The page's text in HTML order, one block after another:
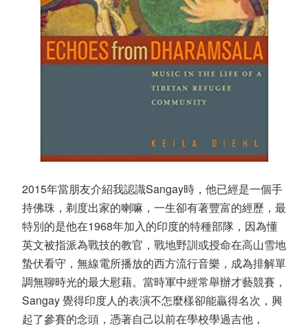
2015年當朋友介紹我認識Sangay時，他已經是一個手
持佛珠，剃度出家的喇嘛，一生卻有著豐富的經歷，最
特別的是他在1968年加入的印度的特種部隊，因為懂
英文被指派為戰技的教官，戰地野訓或授命在高山雪地
蟄伏看守，無線電所播放的西方流行音樂，成為排解單
調無聊時光的最大慰藉。當時軍中經常舉辦才藝競賽，
Sangay 覺得印度人的表演不怎麼樣卻能贏得名次，興
起了參賽的念頭，憑著自己以前在學校學過吉他，